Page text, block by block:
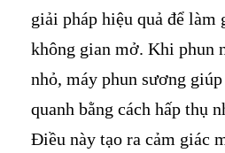
giải pháp hiệu quả để làm
không gian mở. Khi phun
nhỏ, máy phun sương
quanh bằng cách hấp thụ
Điều này tạo ra cảm giác